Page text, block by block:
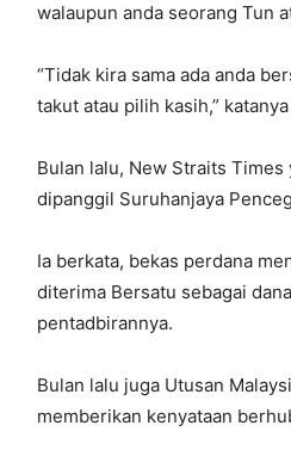
walaupun anda seorang Tun
“Tidak kira sama ada anda
takut atau pilih kasih,”
Bulan lalu, New Straits Times
dipanggil Suruhanjaya
Ia berkata, bekas perdana
diterima Bersatu sebagai
pentadbirannya.
Bulan lalu juga Utusan
memberikan kenyataan